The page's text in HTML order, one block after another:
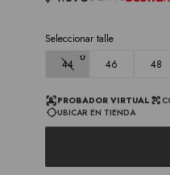
Seleccionar talle
44
46 48
PROBADOR VIRTUAL
UBICAR EN TIENDA